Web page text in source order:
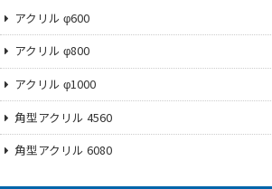
アクリル φ600
アクリル φ800
アクリル φ1000
角型アクリル 4560
角型アクリル 6080